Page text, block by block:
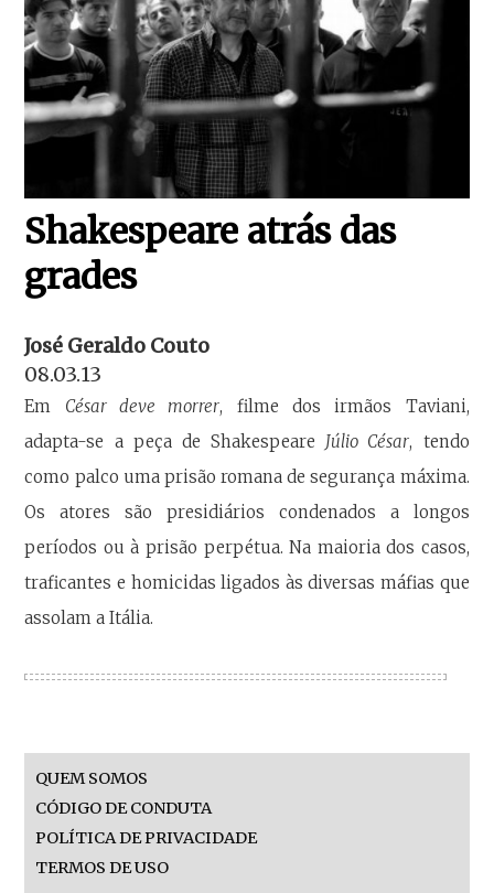
Shakespeare atrás das
grades
José Geraldo Couto
08.03.13
Em César deve morrer, filme dos irmãos Taviani,
adapta-se a peça de Shakespeare Júlio César, tendo
como palco uma prisão romana de segurança máxima.
Os atores são presidiários condenados a longos
períodos ou à prisão perpétua. Na maioria dos casos,
traficantes e homicidas ligados às diversas máfias que
assolam a Itália.
QUEM SOMOS
CÓDIGO DE CONDUTA
POLÍTICA DE PRIVACIDADE
TERMOS DE USO